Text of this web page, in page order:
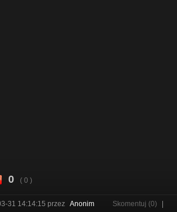
0 ( 0 )
31 14:14:15 przez Anonim Skomentuj (0)